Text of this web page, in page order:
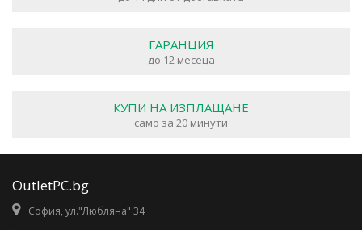
ГАРАНЦИЯ
до 12 месеца
КУПИ НА ИЗПЛАЩАНЕ
само за 20 минути
OutletPC.bg
София, ул."Любляна" 34